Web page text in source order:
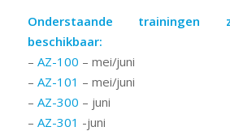
Onderstaande trainingen
beschikbaar:
– AZ-100 – mei/juni
– AZ-101 – mei/juni
– AZ-300 – juni
– AZ-301 -juni